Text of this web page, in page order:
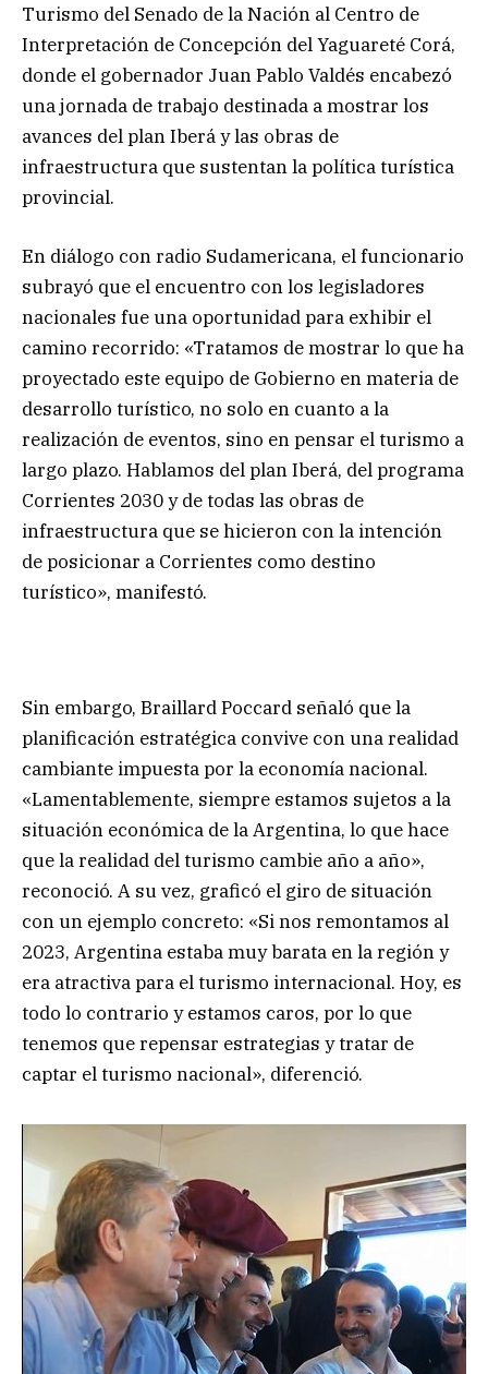
Turismo del Senado de la Nación al Centro de
Interpretación de Concepción del Yaguareté Corá,
donde el gobernador Juan Pablo Valdés encabezó
una jornada de trabajo destinada a mostrar los
avances del plan Iberá y las obras de
infraestructura que sustentan la política turística
provincial.
En diálogo con radio Sudamericana, el funcionario
subrayó que el encuentro con los legisladores
nacionales fue una oportunidad para exhibir el
camino recorrido: «Tratamos de mostrar lo que ha
proyectado este equipo de Gobierno en materia de
desarrollo turístico, no solo en cuanto a la
realización de eventos, sino en pensar el turismo a
largo plazo. Hablamos del plan Iberá, del programa
Corrientes 2030 y de todas las obras de
infraestructura que se hicieron con la intención
de posicionar a Corrientes como destino
turístico», manifestó.
Sin embargo, Braillard Poccard señaló que la
planificación estratégica convive con una realidad
cambiante impuesta por la economía nacional.
«Lamentablemente, siempre estamos sujetos a la
situación económica de la Argentina, lo que hace
que la realidad del turismo cambie año a año»,
reconoció. A su vez, graficó el giro de situación
con un ejemplo concreto: «Si nos remontamos al
2023, Argentina estaba muy barata en la región y
era atractiva para el turismo internacional. Hoy, es
todo lo contrario y estamos caros, por lo que
tenemos que repensar estrategias y tratar de
captar el turismo nacional», diferenció.